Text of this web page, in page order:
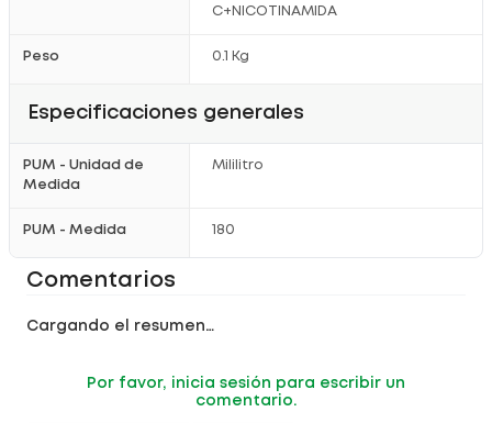
C+NICOTINAMIDA
Peso 0.1 Kg
Especificaciones generales
PUM - Unidad de
Medida
Mililitro
PUM - Medida 180
Comentarios
Cargando el resumen…
Por favor, inicia sesión para escribir un
comentario.